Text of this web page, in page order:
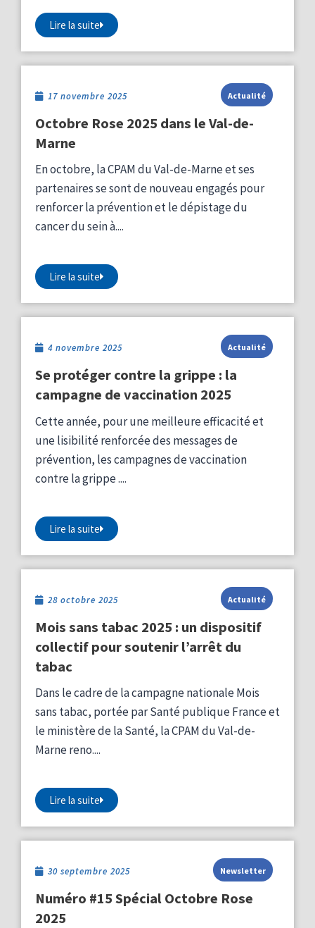
Lire la suite
17 novembre 2025 Actualité
Octobre Rose 2025 dans le Val-de-
Marne
En octobre, la CPAM du Val-de-Marne et ses
partenaires se sont de nouveau engagés pour
renforcer la prévention et le dépistage du
cancer du sein à....
Lire la suite
4 novembre 2025 Actualité
Se protéger contre la grippe : la
campagne de vaccination 2025
Cette année, pour une meilleure efficacité et
une lisibilité renforcée des messages de
prévention, les campagnes de vaccination
contre la grippe ....
Lire la suite
28 octobre 2025 Actualité
Mois sans tabac 2025 : un dispositif
collectif pour soutenir l’arrêt du
tabac
Dans le cadre de la campagne nationale Mois
sans tabac, portée par Santé publique France et
le ministère de la Santé, la CPAM du Val-de-
Marne reno....
Lire la suite
30 septembre 2025 Newsletter
Numéro #15 Spécial Octobre Rose
2025